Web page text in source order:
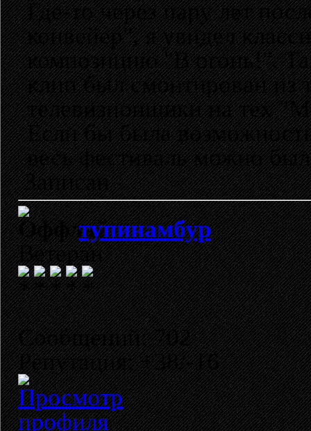
Где-то через пару лет
конвейер", я увидел
композицию "В огонь!".
клип был смонтирован из
телевизионщики на тех
Если бы была
весь фестиваль можно
Записан
тупинамбур
Ветеран
Сообщений: 702
Репутация: +38/-16